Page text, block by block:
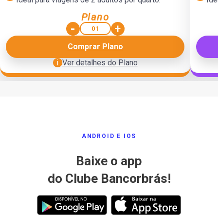
Plano
- +
Comprar Plano
i Ver detalhes do Plano
cartão de crédito
12 meses para utilização das diárias, com possibilidade de
prorrogação
Suporte ao cliente hospedado
i
Voltar
ANDROID E IOS
Baixe o app
do Clube Bancorbrás!